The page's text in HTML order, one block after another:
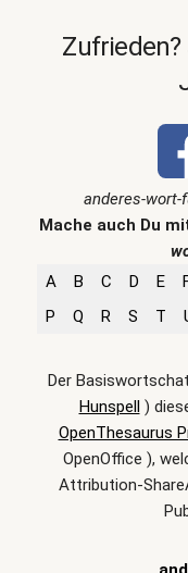
Zufrieden?
anderes-wort-
Mache auch Du
A
B C D E
P
Q R S T
Der
Hunspell)
OpenThesaurus
OpenOffice ),
Attribution-